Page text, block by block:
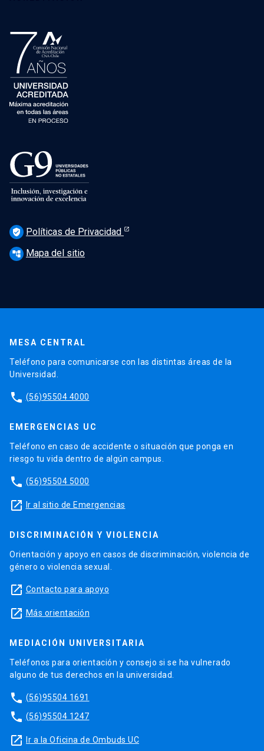
verified_user Políticas de Privacidad
account_tree Mapa del sitio
MESA CENTRAL
Teléfono para comunicarse con las distintas áreas de la
Universidad.
phone (56)95504 4000
EMERGENCIAS UC
Teléfono en caso de accidente o situación que ponga en
riesgo tu vida dentro de algún campus.
phone (56)95504 5000
launch Ir al sitio de Emergencias
DISCRIMINACIÓN Y VIOLENCIA
Orientación y apoyo en casos de discriminación, violencia de
género o violencia sexual.
launch Contacto para apoyo
launch Más orientación
MEDIACIÓN UNIVERSITARIA
Teléfonos para orientación y consejo si se ha vulnerado
alguno de tus derechos en la universidad.
phone (56)95504 1691
phone (56)95504 1247
launch Ir a la Oficina de Ombuds UC